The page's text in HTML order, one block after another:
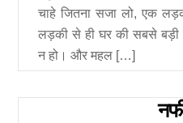
चाहे जितना सजा लो, एक
लड़की से ही घर की सबसे बड़ी
न हो। और महल […]